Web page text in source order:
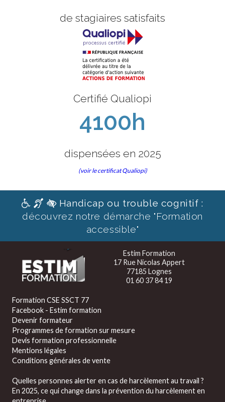
de stagiaires satisfaits
Certifié Qualiopi
4100h
dispensées en 2025
(voir le certificat Qualiopi)
Handicap ou trouble cognitif :
découvrez notre démarche "Formation
accessible"
Estim Formation
17 Rue Nicolas Appert
77185 Lognes
01 60 37 84 19
Formation CSE SSCT 77
Facebook - Estim formation
Devenir formateur
Programmes de formation sur mesure
Devis formation professionnelle
Mentions légales
Conditions générales de vente
Quelles personnes alerter en cas de harcèlement au travail ?
En 2025, ce qui change dans la prévention du harcèlement en